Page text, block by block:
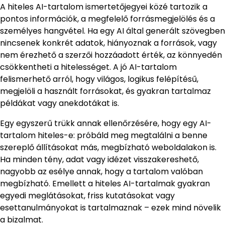
A hiteles AI-tartalom ismertetőjegyei közé tartozik a
pontos információk, a megfelelő forrásmegjelölés és a
személyes hangvétel. Ha egy AI által generált szövegben
nincsenek konkrét adatok, hiányoznak a források, vagy
nem érezhető a szerzői hozzáadott érték, az könnyedén
csökkentheti a hitelességet. A jó AI-tartalom
felismerhető arról, hogy világos, logikus felépítésű,
megjelöli a használt forrásokat, és gyakran tartalmaz
példákat vagy anekdotákat is.
Egy egyszerű trükk annak ellenőrzésére, hogy egy AI-
tartalom hiteles-e: próbáld meg megtalálni a benne
szereplő állításokat más, megbízható weboldalakon is.
Ha minden tény, adat vagy idézet visszakereshető,
nagyobb az esélye annak, hogy a tartalom valóban
megbízható. Emellett a hiteles AI-tartalmak gyakran
egyedi meglátásokat, friss kutatásokat vagy
esettanulmányokat is tartalmaznak – ezek mind növelik
a bizalmat.